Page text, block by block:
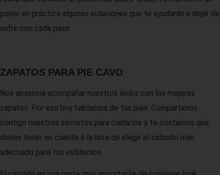
poner en práctica algunas soluciones que te ayudarán a dejar de
sufrir con cada paso.
ZAPATOS PARA PIE CAVO
Nos apasiona acompañar nuestros looks con los mejores
zapatos. Por eso hoy hablamos de tus pies. Compartimos
contigo nuestros secretos para cuidarlos y te contamos qué
debes tener en cuenta a la hora de elegir el calzado más
adecuado para tus estilismos.